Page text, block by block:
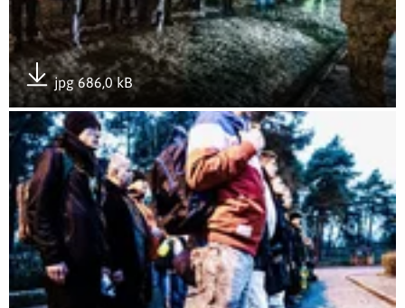
jpg 686,0 kB
Pobierz załącznik
Otwórz załącznik Skwierzyna - pierwszy zaciąg ochotników